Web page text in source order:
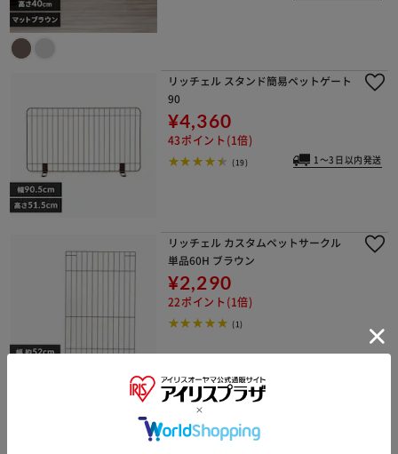
リッチェル スタンド簡易ペットゲート
90
¥4,360
43ポイント(1倍)
(19) 1～3日以内発送
リッチェル カスタムペットサークル
単品60H ブラウン
¥2,290
22ポイント(1倍)
(1)
リッチェル カスタムペットサークル
単品60H入口付 ブラウン
¥3,640